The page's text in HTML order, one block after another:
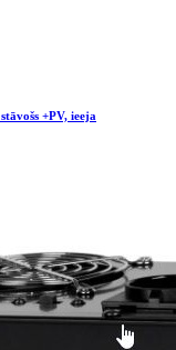
+PV, ieeja